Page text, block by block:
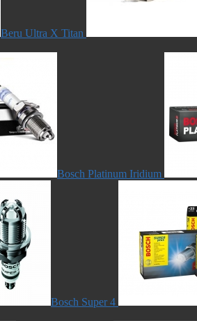
Beru Ultra X Titan
Bosch Platinum Iridium
Bosch Super 4